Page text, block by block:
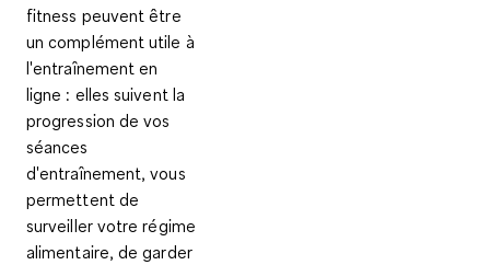
fitness peuvent être
uncomplément utile à
l'entraînement en
ligne : elles suivent la
progression de vos
séances
d'entraînement, vous
permettent de
surveiller votre régime
alimentaire, de garder